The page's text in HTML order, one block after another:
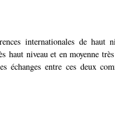
internationales de haut
haut niveau et en moyenne
échanges entre ces deux